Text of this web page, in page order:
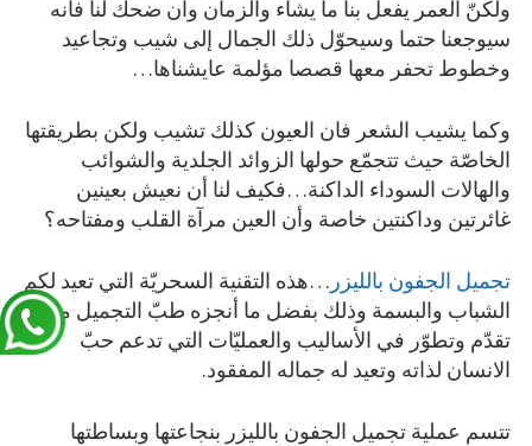
ولكنّ العمر يفعل بنا ما يشاء والزمان وان ضحك لنا فانه
سيوجعنا حتما وسيحوّل ذلك الجمال إلى شيب وتجاعيد
وخطوط تحفر معها قصصا مؤلمة عايشناها…
وكما يشيب الشعر فان العيون كذلك تشيب ولكن بطريقتها
الخاصّة حيث تتجمّع حولها الزوائد الجلدية والشوائب
والهالات السوداء الداكنة…فكيف لنا أن نعيش بعينين
غائرتين وداكنتين خاصة وأن العين مرآة القلب ومفتاحه؟
تجميل الجفون بالليزر …هذه التقنية السحريّة التي تعيد لكم
الشباب والبسمة وذلك بفضل ما أنجزه طبّ التجميل من
تقدّم وتطوّر في الأساليب والعمليّات التي تدعم حبّ
الانسان لذاته وتعيد له جماله المفقود.
تتسم عملية تجميل الجفون بالليزر بنجاعتها وبساطتها